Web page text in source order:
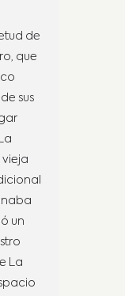
de
que
sus
un
La